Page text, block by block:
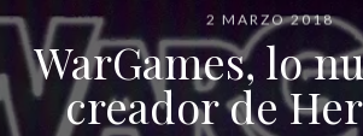
2 MARZO 2018
WarGames, lo
creador de